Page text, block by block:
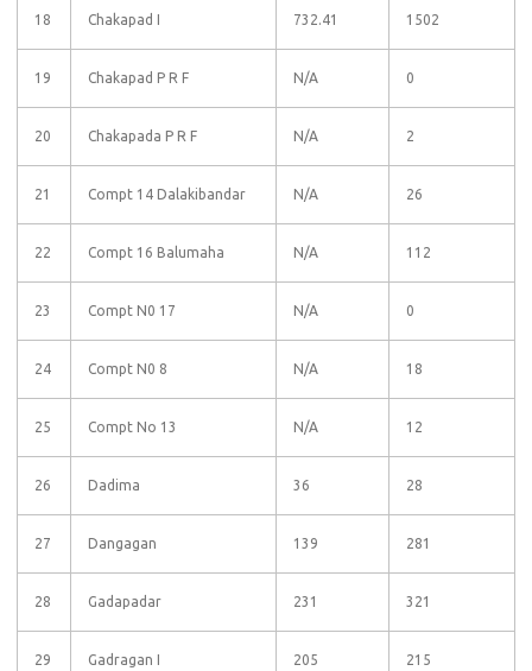
18 Chakapad I 732.41 1502
19 Chakapad P R F N/A 0
20 Chakapada P R F N/A 2
21 Compt 14 Dalakibandar N/A 26
22 Compt 16 Balumaha N/A 112
23 Compt N0 17 N/A 0
24 Compt N0 8 N/A 18
25 Compt No 13 N/A 12
26 Dadima 36 28
27 Dangagan 139 281
28 Gadapadar 231 321
29 Gadragan I 205 215